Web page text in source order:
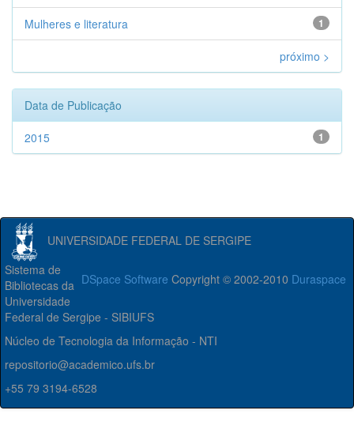
1
Mulheres e literatura
próximo >
Data de Publicação
1
2015
UNIVERSIDADE FEDERAL DE SERGIPE
DSpace Software Copyright © 2002-2010 Duraspace
Sistema de
Bibliotecas da
Universidade
Federal de Sergipe - SIBIUFS
Núcleo de Tecnologia da Informação - NTI
repositorio@academico.ufs.br
+55 79 3194-6528